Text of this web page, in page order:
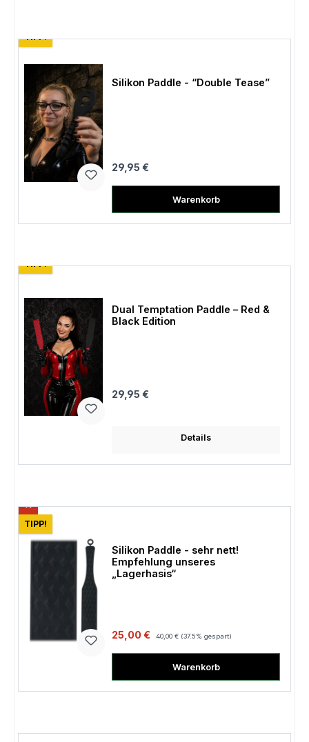
TIPP!
Silikon Paddle - “Double Tease”
Regulärer Preis:
29,95 €
Warenkorb
TIPP!
Dual Temptation Paddle – Red &
Black Edition
Regulärer Preis:
29,95 €
Details
%Rabatt
TIPP!
Silikon Paddle - sehr nett!
Empfehlung unseres
„Lagerhasis“
Verkaufspreis:
25,00 € Regulärer Preis:
40,00 € (37.5% gespart)
Warenkorb